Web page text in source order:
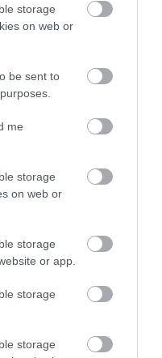
storage
on web or
be sent to
me
storage
on web or
storage
or app.
storage
storage
eltér a
kevésbé
mint az
matematikai
kísérletek ábráit.
vagyis azt próbálta
egy méh.
álló képek a
tűntek